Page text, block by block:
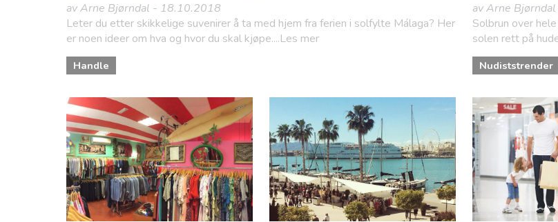
av Arne Bjørndal - 18.10.2018
Leter du etter skikkelige suvenirer å ta med hjem fra ferien i solfylte Málaga? Her
er noen ideer om hva og hvor du skal kjøpe....Les mer
Handle
av Arne
Solbrun over
solen rett på
Nudiststrender